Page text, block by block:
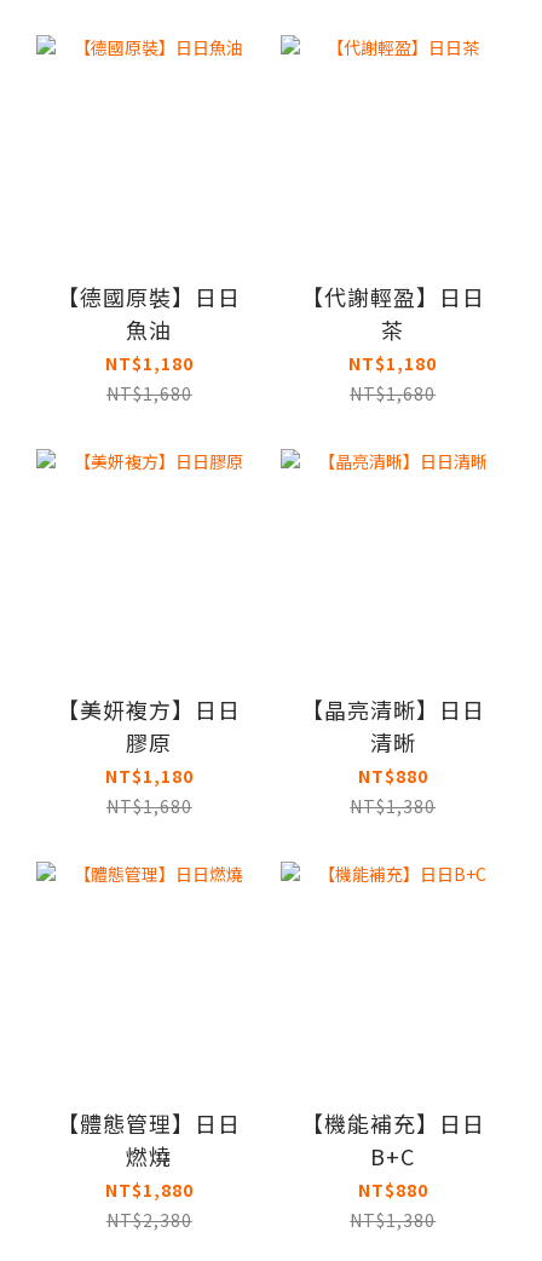
【德國原裝】日日
魚油
NT$1,180
NT$1,680
【代謝輕盈】日日
茶
NT$1,180
NT$1,680
【美妍複方】日日
膠原
NT$1,180
NT$1,680
【晶亮清晰】日日
清晰
NT$880
NT$1,380
【體態管理】日日
燃燒
NT$1,880
NT$2,380
【機能補充】日日
B+C
NT$880
NT$1,380